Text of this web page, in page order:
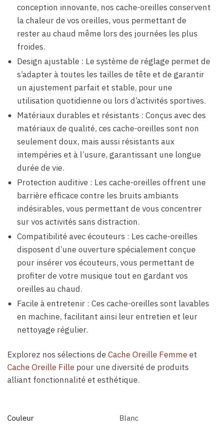
conception innovante, nos cache-oreilles conservent
la chaleur de vos oreilles, vous permettant de
rester au chaud même lors des journées les plus
froides.
Design ajustable : Le système de réglage permet de
s’adapter à toutes les tailles de tête et de garantir
un ajustement parfait et stable, pour une
utilisation quotidienne ou lors d’activités sportives.
Matériaux durables et résistants : Conçus avec des
matériaux de qualité, ces cache-oreilles sont non
seulement doux, mais aussi résistants aux
intempéries et à l’usure, garantissant une longue
durée de vie.
Protection auditive : Les cache-oreilles offrent une
barrière efficace contre les bruits ambiants
indésirables, vous permettant de vous concentrer
sur vos activités sans distraction.
Compatibilité avec écouteurs : Les cache-oreilles
disposent d’une ouverture spécialement conçue
pour insérer vos écouteurs, vous permettant de
profiter de votre musique tout en gardant vos
oreilles au chaud.
Facile à entretenir : Ces cache-oreilles sont lavables
en machine, facilitant ainsi leur entretien et leur
nettoyage régulier.
Explorez nos sélections deCache Oreille Femmeet
Cache Oreille Fille pour une diversité de produits
alliant fonctionnalité et esthétique.
Couleur Blanc